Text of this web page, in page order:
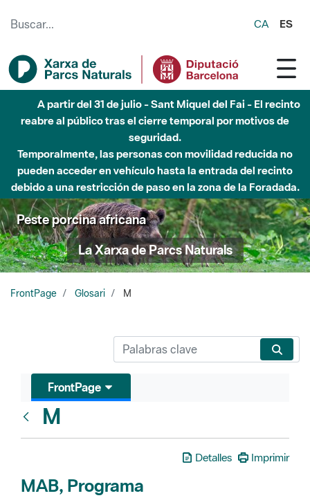
CA ES
A partir del 31 de julio - Sant Miquel del Fai - El recinto
reabre al público tras el cierre temporal por motivos de
seguridad.
Temporalmente, las personas con movilidad reducida no
pueden acceder en vehículo hasta la entrada del recinto
debido a una restricción de paso en la zona de la Foradada.
Peste porcina africana
La Xarxa de Parcs Naturals
FrontPage Glosari M
FrontPage
M
Detalles Imprimir
MAB, Programa